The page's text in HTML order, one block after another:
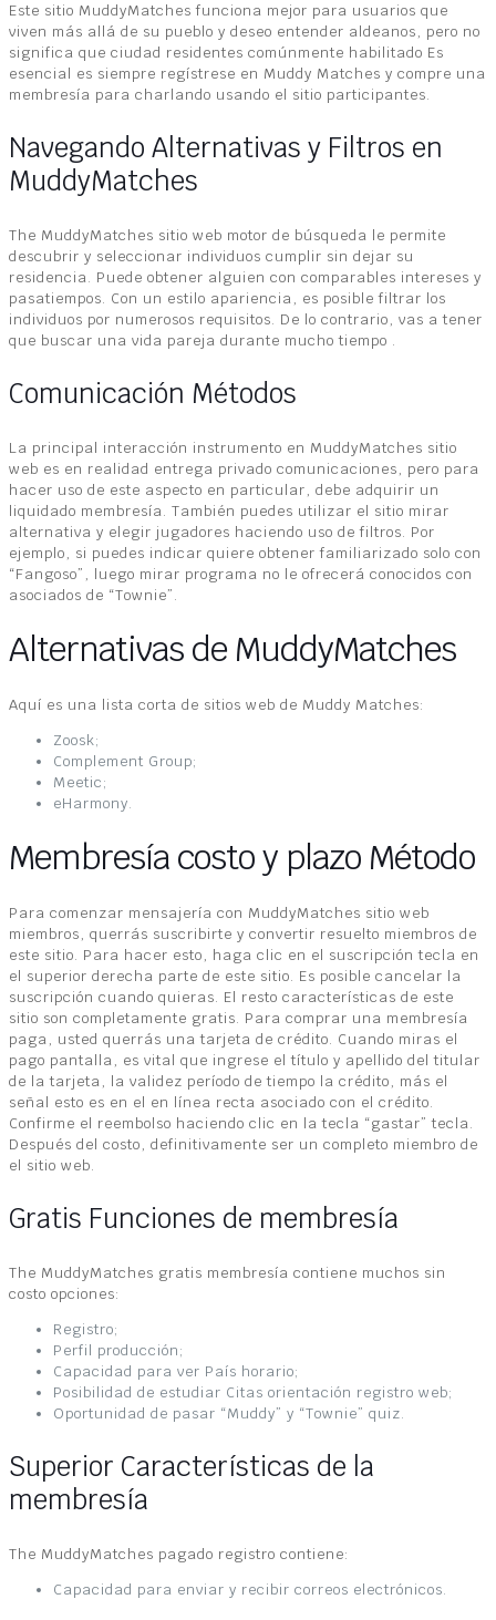
Este sitio MuddyMatches funciona mejor para usuarios que
viven más allá de su pueblo y deseo entender aldeanos, pero no
significa que ciudad residentes comúnmente habilitado Es
esencial es siempre regístrese en Muddy Matches y compre una
membresía para charlando usando el sitio participantes.
Navegando Alternativas y Filtros en
MuddyMatches
The MuddyMatches sitio web motor de búsqueda le permite
descubrir y seleccionar individuos cumplir sin dejar su
residencia. Puede obtener alguien con comparables intereses y
pasatiempos. Con un estilo apariencia, es posible filtrar los
individuos por numerosos requisitos. De lo contrario, vas a tener
que buscar una vida pareja durante mucho tiempo .
Comunicación Métodos
La principal interacción instrumento en MuddyMatches sitio
web es en realidad entrega privado comunicaciones, pero para
hacer uso de este aspecto en particular, debe adquirir un
liquidado membresía. También puedes utilizar el sitio mirar
alternativa y elegir jugadores haciendo uso de filtros. Por
ejemplo, si puedes indicar quiere obtener familiarizado solo con
“Fangoso”, luego mirar programa no le ofrecerá conocidos con
asociados de “Townie”.
Alternativas de MuddyMatches
Aquí es una lista corta de sitios web de Muddy Matches:
Zoosk;
Complement Group;
Meetic;
eHarmony.
Membresía costo y plazo Método
Para comenzar mensajería con MuddyMatches sitio web
miembros, querrás suscribirte y convertir resuelto miembros de
este sitio. Para hacer esto, haga clic en el suscripción tecla en
el superior derecha parte de este sitio. Es posible cancelar la
suscripción cuando quieras. El resto características de este
sitio son completamente gratis. Para comprar una membresía
paga, usted querrás una tarjeta de crédito. Cuando miras el
pago pantalla, es vital que ingrese el título y apellido del titular
de la tarjeta, la validez período de tiempo la crédito, más el
señal esto es en el en línea recta asociado con el crédito.
Confirme el reembolso haciendo clic en la tecla “gastar” tecla.
Después del costo, definitivamente ser un completo miembro de
el sitio web.
Gratis Funciones de membresía
The MuddyMatches gratis membresía contiene muchos sin
costo opciones:
Registro;
Perfil producción;
Capacidad para ver País horario;
Posibilidad de estudiar Citas orientación registro web;
Oportunidad de pasar “Muddy” y “Townie” quiz.
Superior Características de la
membresía
The MuddyMatches pagado registro contiene:
Capacidad para enviar y recibir correos electrónicos.